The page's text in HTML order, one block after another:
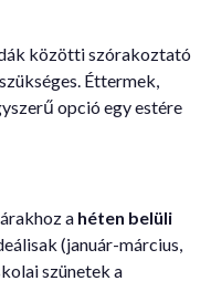
közötti szórakoztató
Éttermek,
opció egy estére
a héten belüli
(január-március,
szünetek a